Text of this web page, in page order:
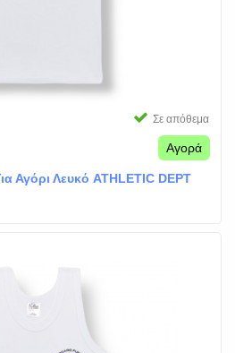
Σε απόθεμα
Αγορά
Αγόρι Λευκό ATHLETIC DEPT